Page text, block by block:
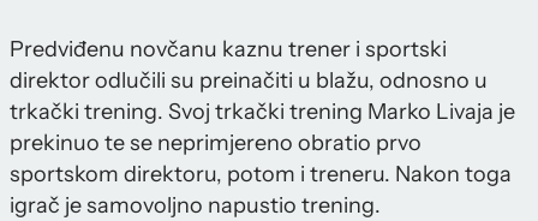
Predviđenu novčanu kaznu trener i sportski
direktor odlučili su preinačiti u blažu, odnosno u
trkački trening. Svoj trkački trening Marko Livaja je
prekinuo te se neprimjereno obratio prvo
sportskom direktoru, potom i treneru. Nakon toga
igrač je samovoljno napustio trening.